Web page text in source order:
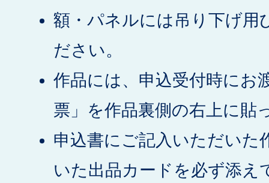
額・パネルには吊り下げ用
ださい。
作品には、申込受付時にお
票」を作品裏側の右上に貼
申込書にご記入いただいた
いた出品カードを必ず添え